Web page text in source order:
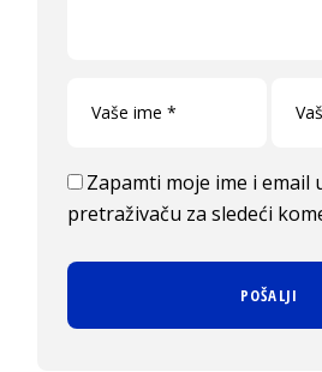
Zapamti moje ime i email
pretraživaču za sledeći